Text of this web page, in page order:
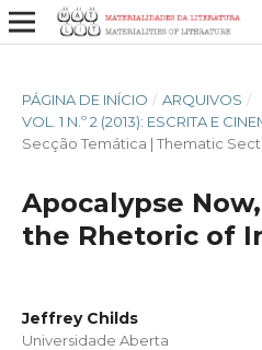
PÁGINA DE INÍCIO / ARQUIVOS /
VOL. 1 N.º 2 (2013): ESCRITA E
Secção Temática | Thematic
Apocalypse
the Rhetoric of
Jeffrey Childs
Universidade Aberta